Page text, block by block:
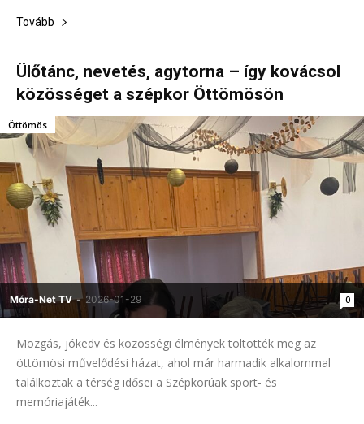
Tovább
Ülőtánc, nevetés, agytorna – így kovácsol
közösséget a szépkor Öttömösön
Móra-Net TV - 2026-01-29 0
Öttömös
Mozgás, jókedv és közösségi élmények töltötték meg az
öttömösi művelődési házat, ahol már harmadik alkalommal
találkoztak a térség idősei a Szépkorúak sport- és
memóriajáték...